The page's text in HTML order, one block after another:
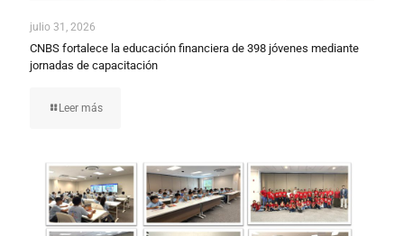
julio 31, 2026
CNBS fortalece la educación financiera de 398 jóvenes mediante
jornadas de capacitación
Leer más